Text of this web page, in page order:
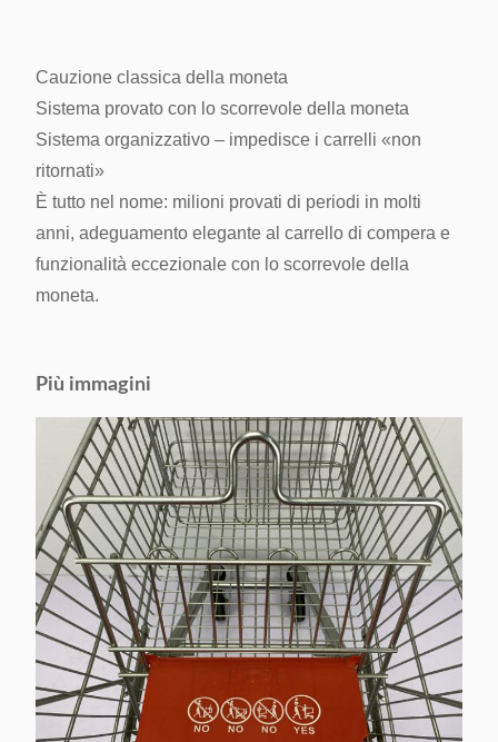
Cauzione classica della moneta
Sistema provato con lo scorrevole della moneta
Sistema organizzativo – impedisce i carrelli «non
ritornati»
È tutto nel nome: milioni provati di periodi in molti
anni, adeguamento elegante al carrello di compera e
funzionalità eccezionale con lo scorrevole della
moneta.
Più immagini